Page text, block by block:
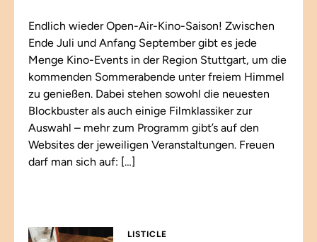
Endlich wieder Open-Air-Kino-Saison! Zwischen
Ende Juli und Anfang September gibt es jede
Menge Kino-Events in der Region Stuttgart, um die
kommenden Sommerabende unter freiem Himmel
zu genießen. Dabei stehen sowohl die neuesten
Blockbuster als auch einige Filmklassiker zur
Auswahl – mehr zum Programm gibt’s auf den
Websites der jeweiligen Veranstaltungen. Freuen
darf man sich auf: […]
LISTICLE